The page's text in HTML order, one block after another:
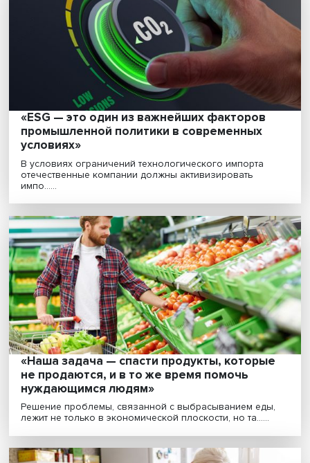
Цифровизация и образование: чему и как
учить специалистов спортивной
Применение новых технологий в спорте позволяет
совершенствовать тренировочный процесс,
реабилитир......
Салонные споры: каким будет новое
медиапространство
Российская медиасреда переживает существенную
трансформацию. В новой реальности может вырасти
зна......